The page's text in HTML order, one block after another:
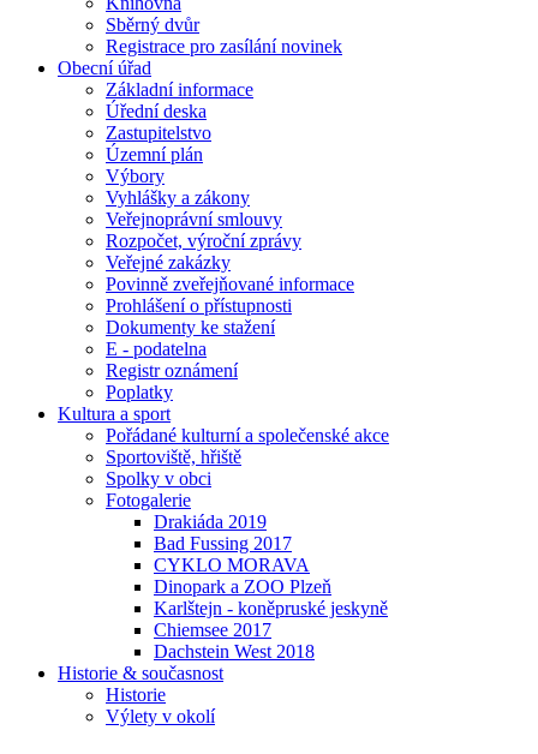
Sběrný dvůr
Registrace pro zasílání novinek
Obecní úřad
Základní informace
Úřední deska
Zastupitelstvo
Územní plán
Výbory
Vyhlášky a zákony
Veřejnoprávní smlouvy
Rozpočet, výroční zprávy
Veřejné zakázky
Povinně zveřejňované informace
Prohlášení o přístupnosti
Dokumenty ke stažení
E - podatelna
Registr oznámení
Poplatky
Kultura a sport
Pořádané kulturní a společenské akce
Sportoviště, hřiště
Spolky v obci
Fotogalerie
Drakiáda 2019
Bad Fussing 2017
CYKLO MORAVA
Dinopark a ZOO Plzeň
Karlštejn - koněpruské jeskyně
Chiemsee 2017
Dachstein West 2018
Historie & současnost
Historie
Výlety v okolí